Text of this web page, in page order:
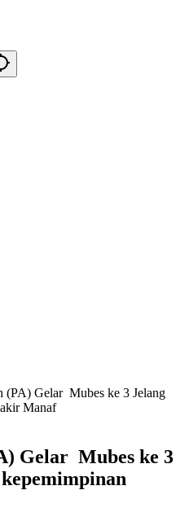
(PA) Gelar Mubes ke 3 Jelang
Manaf
Gelar Mubes ke 3